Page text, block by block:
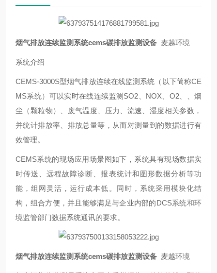
烟气排放连续监测系统cems碳排放监测设备 麦越环境
系统介绍
CEMS-3000S型烟气排放连续在线监测系统（以下简称CE
MS系统）可以实时在线连续监测SO2、NOX、O2、、烟
尘（颗粒物）、废气温度、压力、流速、湿度相关参数，
并统计排放率、排放总量等，从而对测量到的数据进行有
效管理。
CEMS系统的现场应用场景图如下，系统具有现场数据实
时传送、远程故障诊断、报表统计和图形数据分析等功
能，组网灵活，运行成本低。同时，系统采用模块化结
构，组合方便，并且能够满足与企业内部的DCS系统和环
境监管部门数据系统通讯的要求。
烟气排放连续监测系统cems碳排放监测设备 麦越环境